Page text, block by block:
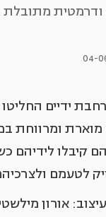
מתובלת
04-
ידיים
במקור 6 חדרים,
לטעמם
אורון